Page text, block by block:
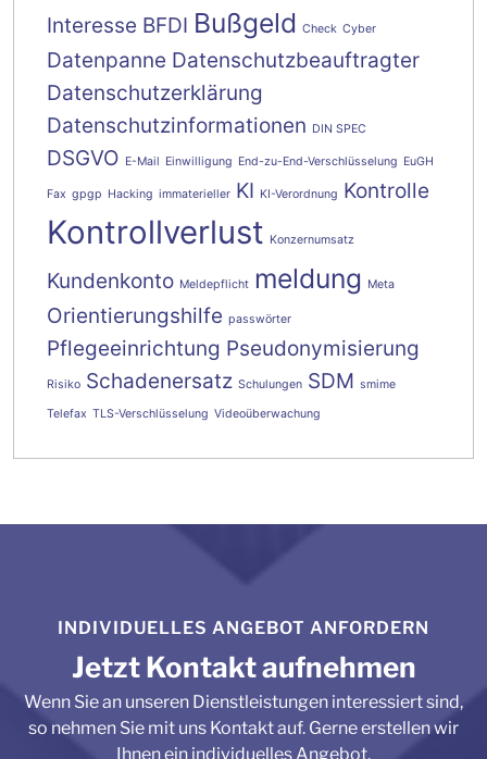
Interesse BFDI Bußgeld Check Cyber
Datenpanne Datenschutzbeauftragter
Datenschutzerklärung
Datenschutzinformationen DIN SPEC
DSGVO E-Mail Einwilligung End-zu-End-Verschlüsselung EuGH
Fax gpgp Hacking immaterieller KI KI-Verordnung Kontrolle
Kontrollverlust Konzernumsatz
Kundenkonto Meldepflicht meldung Meta
Orientierungshilfe passwörter
Pflegeeinrichtung Pseudonymisierung
Risiko Schadenersatz Schulungen SDM smime
Telefax TLS-Verschlüsselung Videoüberwachung
INDIVIDUELLES ANGEBOT ANFORDERN
Jetzt Kontakt aufnehmen
Wenn Sie an unseren Dienstleistungen interessiert sind,
so nehmen Sie mit uns Kontakt auf. Gerne erstellen wir
Ihnen ein individuelles Angebot.